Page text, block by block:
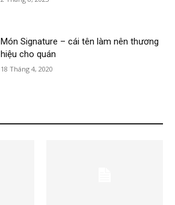
Món Signature – cái tên làm nên thương
hiệu cho quán
18 Tháng 4, 2020